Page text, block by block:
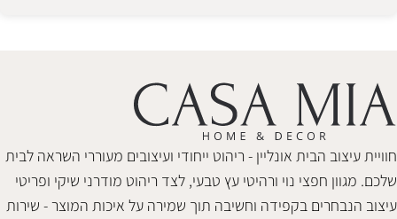
חוויית עיצוב הבית אונליין - ריהוט ייחודי ועיצובים מעוררי השראה לבית
שלכם. מגוון חפצי נוי ורהיטי עץ טבעי, לצד ריהוט מודרני שיקי ופריטי
עיצוב הנבחרים בקפידה וחשיבה תוך שמירה על איכות המוצר - שירות